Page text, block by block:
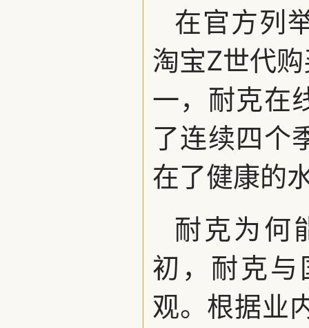
在官方列
淘宝Z世代
一，耐克在
了连续四个
在了健康的
耐克为何
初，耐克
观。根据业